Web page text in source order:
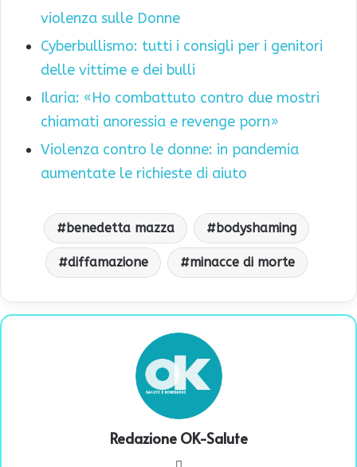
violenza sulle Donne
Cyberbullismo: tutti i consigli per i genitori
delle vittime e dei bulli
Ilaria: «Ho combattuto contro due mostri
chiamati anoressia e revenge porn»
Violenza contro le donne: in pandemia
aumentate le richieste di aiuto
benedetta mazza bodyshaming
diffamazione minacce di morte
Redazione OK-Salute